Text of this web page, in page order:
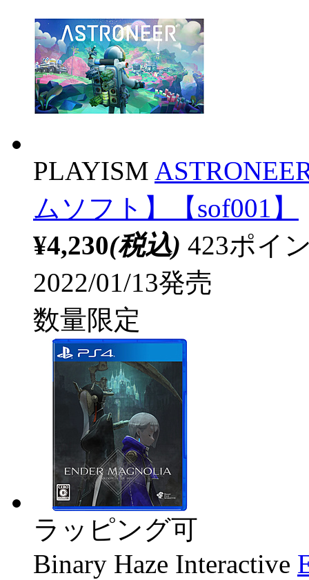
PLAYISM
ムソフト】【sof001】
¥4,230(税込) 423ポイ
2022/01/13発売
数量限定
ラッピング可
Binary Haze Interactive